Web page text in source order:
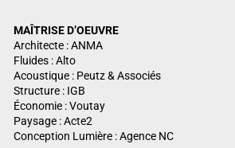
MAÎTRISED’OEUVRE
Architecte : ANMA
Fluides : Alto
Acoustique : Peutz & Associés
Structure : IGB
Économie : Voutay
Paysage : Acte2
Conception Lumière : Agence NC